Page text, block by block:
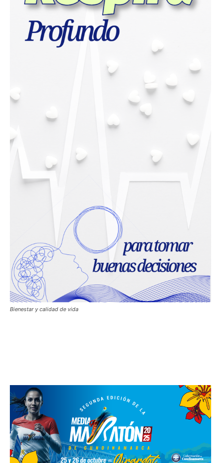
Bienestar y calidad de vida